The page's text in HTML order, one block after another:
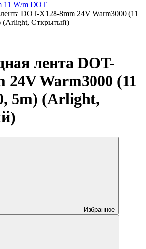
11 W/m DOT
DOT-X128-8mm 24V Warm3000 (11
(Arlight, Открытый)
лента DOT-
24V Warm3000 (11
5m) (Arlight,
Избранное